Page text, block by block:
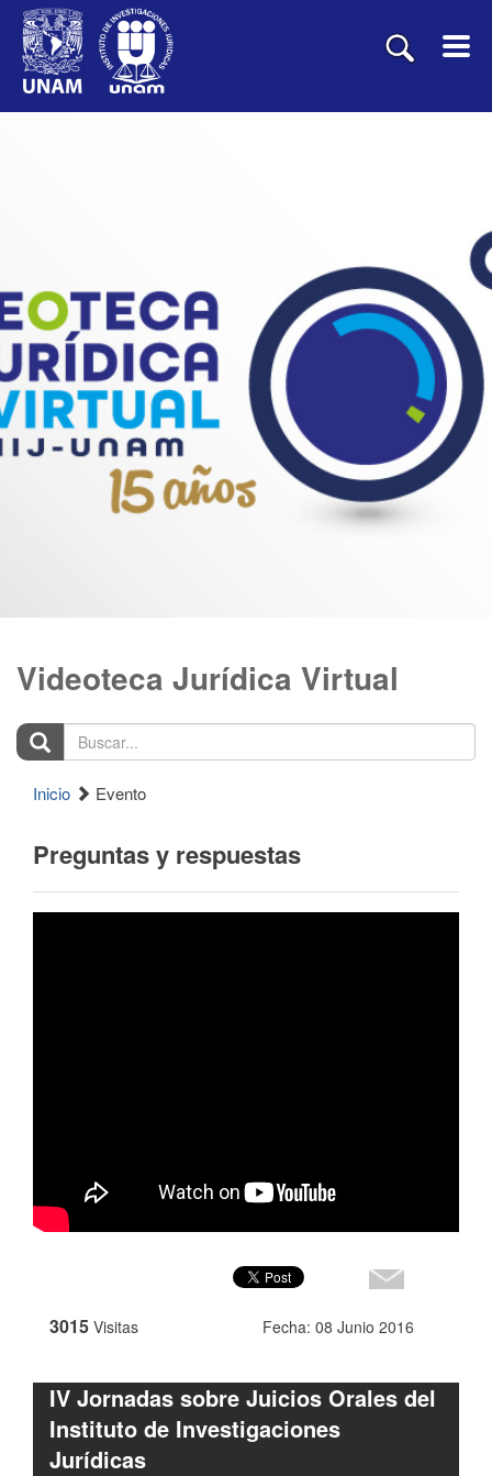
Videoteca Jurídica Virtual
Buscar...
Inicio Evento
Preguntas y respuestas
3015 Visitas Fecha: 08 Junio 2016
IV Jornadas sobre Juicios Orales del
Instituto de Investigaciones
Jurídicas